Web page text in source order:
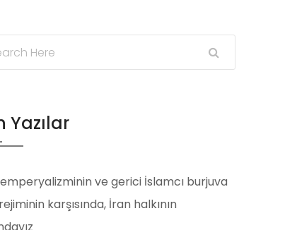
Yazılar
ve gerici İslamcı burjuva
karşısında, İran halkının